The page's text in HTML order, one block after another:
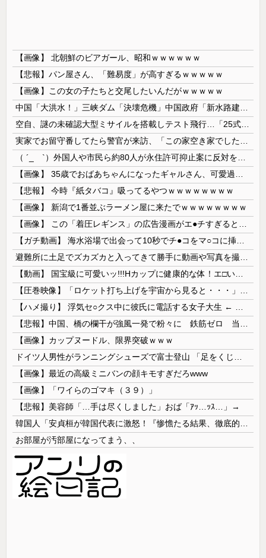
【画像】 北朝鮮のビアガール、昭和ｗｗｗｗｗｗ
【悲報】パン屋さん、「難易度」が高すぎるｗｗｗｗｗ
【画像】この女の子たちと交尾したいんだがｗｗｗｗｗ
【悲報】 今時『紙タバコ』吸ってるやつｗｗｗｗｗｗｗｗ
【画像】 新潟で1番並ぶラーメン屋に来たでｗｗｗｗｗｗｗｗ
【画像】カップヌードル、限界突破ｗｗｗ
【画像】最近の高級ミニバンの顔キモすぎだろwww
【画像】「ワイらのゴマキ（３９）」
【悲報】美容師「…手は尽くしました」おば「ｱｯ…ｯｽ…」→
お部屋が汚部屋になってまう、、